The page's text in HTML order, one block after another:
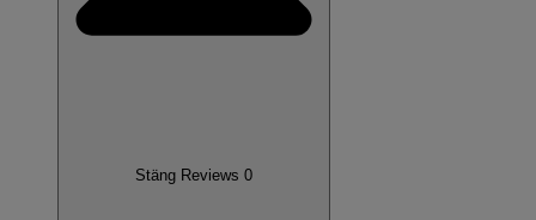
Stäng Reviews 0